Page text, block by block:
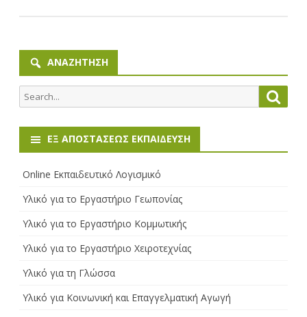
ΑΝΑΖΉΤΗΣΗ
Search
for:
ΕΞ ΑΠΟΣΤΆΣΕΩΣ ΕΚΠΑΊΔΕΥΣΗ
Online Εκπαιδευτικό Λογισμικό
Υλικό για το Εργαστήριο Γεωπονίας
Υλικό για το Εργαστήριο Κομμωτικής
Υλικό για το Εργαστήριο Χειροτεχνίας
Υλικό για τη Γλώσσα
Υλικό για Κοινωνική και Επαγγελματική Αγωγή